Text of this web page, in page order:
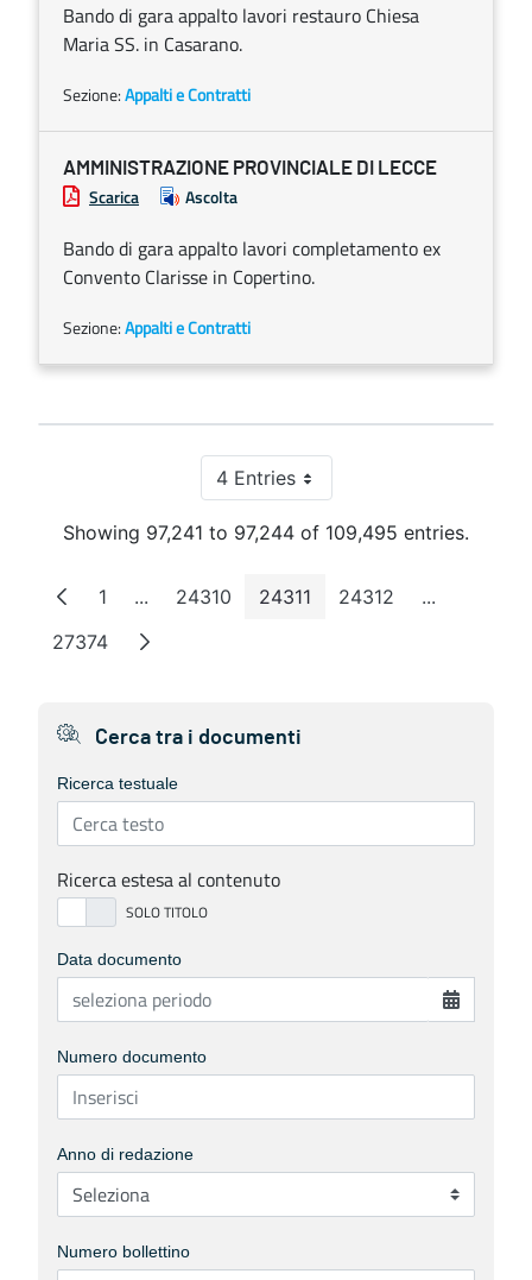
Bando di gara appalto lavori restauro Chiesa
Maria SS. in Casarano.
Sezione:Appalti e Contratti
AMMINISTRAZIONE PROVINCIALE DI LECCE
Scarica Ascolta
Bando di gara appalto lavori completamento ex
Convento Clarisse in Copertino.
Sezione:Appalti e Contratti
4 EntriesPer Page
Showing 97,241 to 97,244 of 109,495 entries.
Page
1 ...Intermediate Pages
Page
24310 Page
24311 Page
24312 ...
Page
27374
Cerca tra i documenti
Ricerca testuale
Ricerca estesa al contenuto
Data documento
Numero documento
Anno di redazione
Numero bollettino